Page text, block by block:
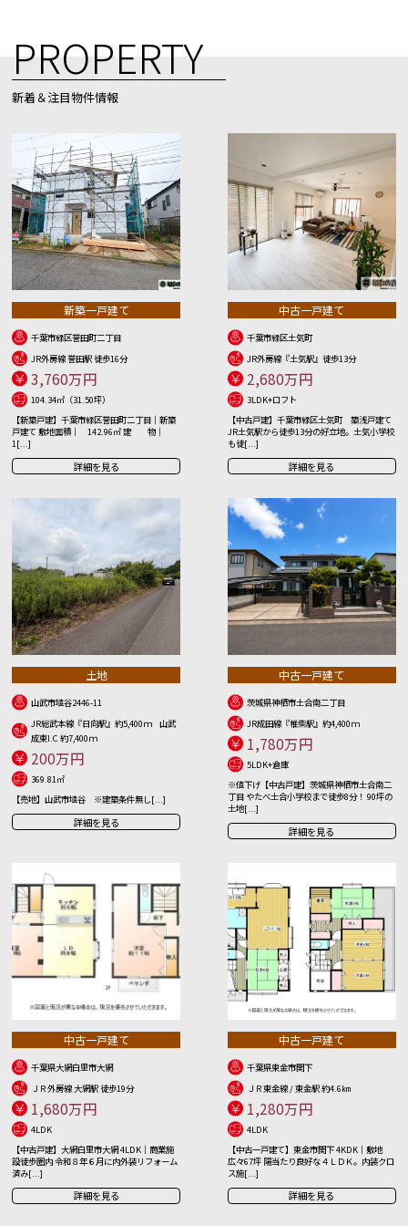
PROPERTY
新着＆注目物件情報
新築一戸建て
千葉市緑区誉田町二丁目
JR外房線 誉田駅 徒歩16分
3,760万円
104.34㎡（31.50坪）
【新築戸建】千葉市緑区誉田町二丁目｜新築
戸建て 敷地面積｜ 142.96㎡ 建 物｜
1[...]
詳細を見る
中古一戸建て
千葉市緑区土気町
JR外房線『土気駅』徒歩13分
2,680万円
3LDK+ロフト
【中古戸建】千葉市緑区土気町 築浅戸建て
JR土気駅から徒歩13分の好立地。土気小学校
も徒[...]
詳細を見る
土地
山武市埴谷2446-11
JR総武本線『日向駅』約5,400ｍ 山武
成東I.C 約7,400ｍ
200万円
369.81㎡
【売地】山武市埴谷 ※建築条件無し[...]
詳細を見る
中古一戸建て
茨城県神栖市土合南二丁目
JR成田線『椎柴駅』約4,400ｍ
1,780万円
5LDK+倉庫
※値下げ【中古戸建】茨城県神栖市土合南二
丁目 やたべ土合小学校まで徒歩8分！ 90坪の
土地[...]
詳細を見る
中古一戸建て
千葉県大網白里市大網
ＪＲ外房線 大網駅 徒歩19分
1,680万円
4LDK
【中古戸建】大網白里市大網 4LDK｜商業施
設徒歩圏内 令和８年６月に内外装リフォーム
済み[...]
詳細を見る
中古一戸建て
千葉県東金市関下
ＪＲ東金線 / 東金駅 約4.6㎞
1,280万円
4LDK
【中古一戸建て】東金市関下 4KDK｜敷地
広々67坪 陽当たり良好な４ＬＤＫ。内装クロ
ス施[...]
詳細を見る